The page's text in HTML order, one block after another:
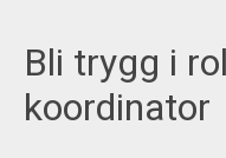
Bli trygg i
koordinator